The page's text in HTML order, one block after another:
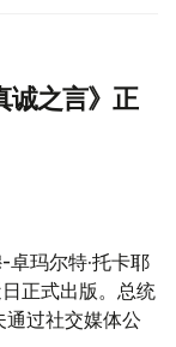
之言》正
卓玛尔特·托卡耶
正式出版。总统
通过社交媒体公